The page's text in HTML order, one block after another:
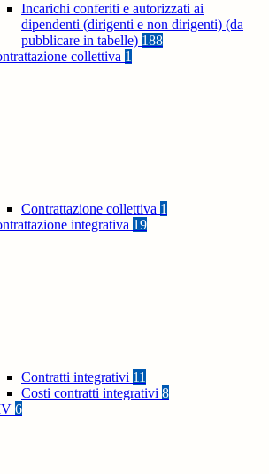
Incarichi conferiti e autorizzati ai
dipendenti (dirigenti e non dirigenti) (da
pubblicare in tabelle) 188
collettiva 1
Contrattazione collettiva 1
integrativa 19
Contratti integrativi 11
Costi contratti integrativi 8
6